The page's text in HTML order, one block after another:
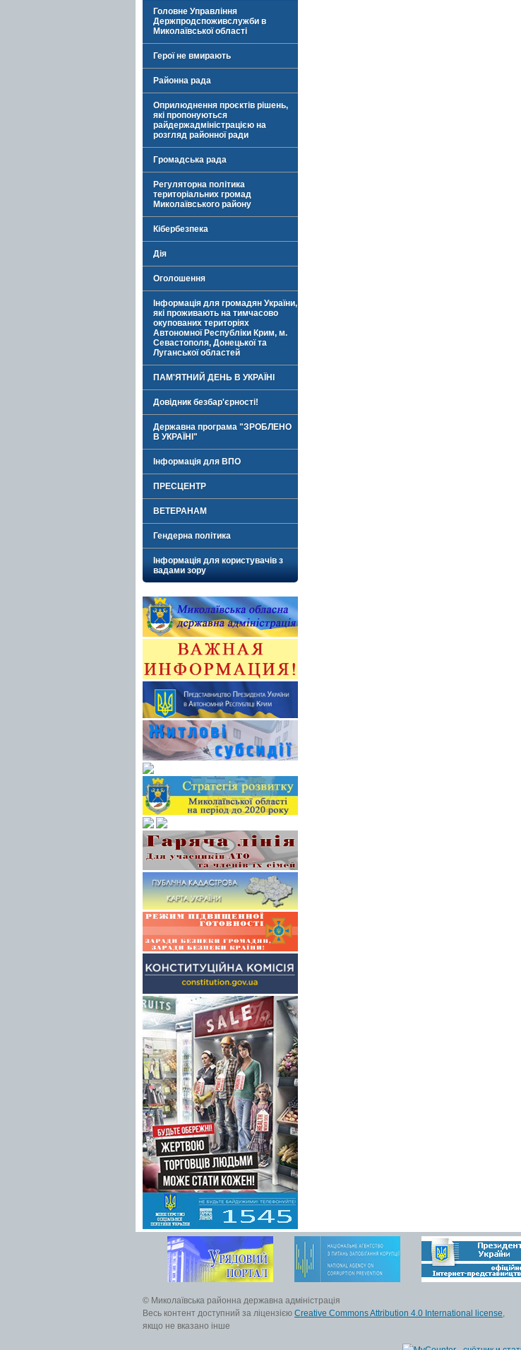
Головне Управління
Держпродспоживслужби в
Миколаївської області
Герої не вмирають
Районна рада
Оприлюднення проєктів рішень,
які пропонуються
райдержадміністрацією на
розгляд районної ради
Громадська рада
Регуляторна політика
територіальних громад
Миколаївського району
Кібербезпека
Дія
Оголошення
Інформація для громадян України,
які проживають на тимчасово
окупованих територіях
Автономної Республіки Крим, м.
Севастополя, Донецької та
Луганської областей
ПАМ'ЯТНИЙ ДЕНЬ В УКРАЇНІ
Довідник безбар'єрності!
Державна програма "ЗРОБЛЕНО
В УКРАЇНІ"
Інформація для ВПО
ПРЕСЦЕНТР
ВЕТЕРАНАМ
Гендерна політика
Інформація для користувачів з
вадами зору
© Миколаївська районна державна адміністрація
Весь контент доступний за ліцензією Creative Commons Attribution 4.0 International license,
якщо не вказано інше